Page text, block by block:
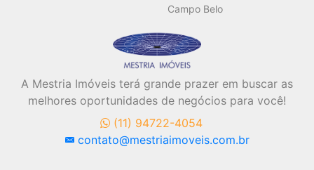
Campo Belo
A Mestria Imóveis terá grande prazer em buscar as
melhores oportunidades de negócios para você!
(11) 94722-4054
contato@mestriaimoveis.com.br